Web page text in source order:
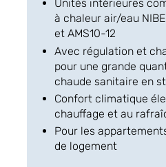
Unités intérieures
à chaleur air/eau
et AMS10-12
Avec régulation et
pour une grande
chaude sanitaire en
Confort climatique
chauffage et au
Pour les
de logement